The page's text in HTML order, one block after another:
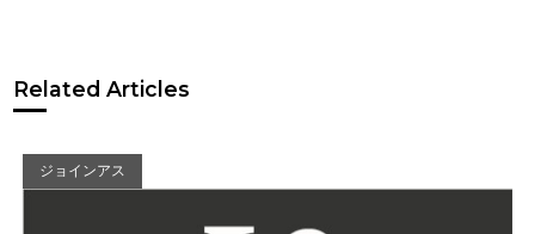
Related Articles
ジョインアス